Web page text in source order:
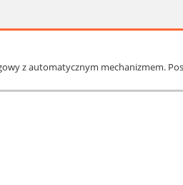
z automatycznym mechanizmem.